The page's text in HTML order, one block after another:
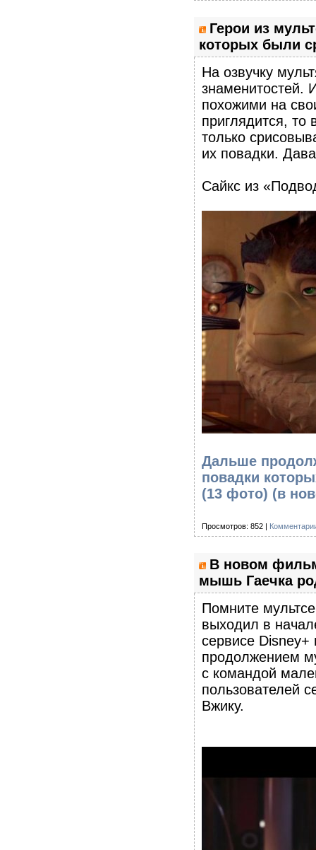
Герои из
которых были
На озвучку
знаменитостей.
похожими на
приглядится, то
только
их повадки.
Сайкс из
Дальше
повадки
(13 фото) (в
Просмотров: 852 |
В новом
мышь Гаечка
Помните
выходил в
сервисе
продолжением
с командой
пользователей
Вжику.